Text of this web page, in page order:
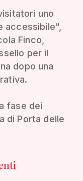
uno
accessibile",
Finco,
per il
dopo una
fase dei
di Porta delle